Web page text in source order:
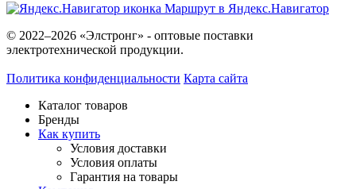
Маршрут в Яндекс.Навигатор
© 2022–2026 «Элстронг» - оптовые поставки
электротехнической продукции.
Политика конфиденциальности Карта сайта
Каталог товаров
Бренды
Как купить
Условия доставки
Условия оплаты
Гарантия на товары